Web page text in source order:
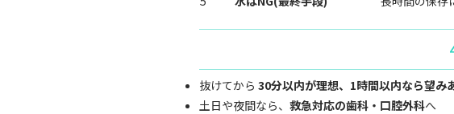
抜けてから 30分以内が理想、1時間以内なら望み
土日や夜間なら、 救急対応の歯科・口腔外科へ